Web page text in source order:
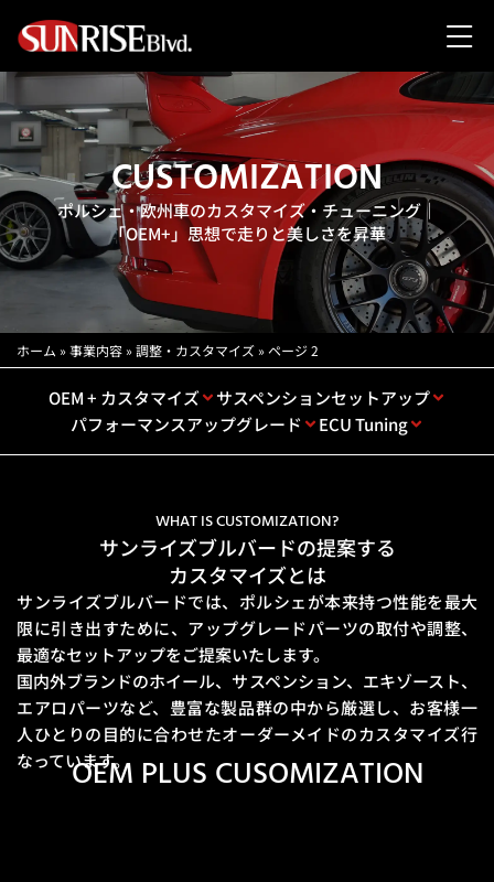
CUSTOMIZATION
ポルシェ・欧州車のカスタマイズ・チューニング｜
「OEM+」思想で走りと美しさを昇華
ホーム »事業内容 »調整・カスタマイズ »ページ 2
OEM + カスタマイズ
サスペンションセットアップ
パフォーマンスアップグレード
ECU Tuning
WHAT IS CUSTOMIZATION?
サンライズブルバードの提案する
カスタマイズとは
サンライズブルバードでは、ポルシェが本来持つ性能を最大
限に引き出すために、 アップグレードパーツの取付や調整、
最適なセットアップをご提案いたします。
国内外ブランドのホイール、サスペンション、エキゾースト、
エアロパーツなど、豊富な製品群の中から厳選し、 お客様一
人ひとりの目的に合わせたオーダーメイドのカスタマイズ行
なっています。
OEM PLUS CUSOMIZATION